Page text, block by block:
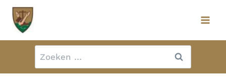
Doorgaan
naar
Zoeken
naar: